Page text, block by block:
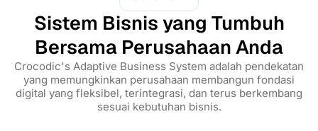
Sistem Bisnis yang Tumbuh
Bersama Perusahaan Anda
Crocodic's Adaptive Business System adalah pendekatan
yang memungkinkan perusahaan membangun fondasi
digital yang fleksibel, terintegrasi, dan terus berkembang
sesuai kebutuhan bisnis.